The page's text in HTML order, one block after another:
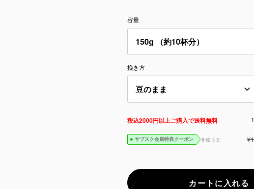
容量
挽き方
税込2000円以上ご購入で送料無料
サブスク会員特典クーポン を使うと
カートに入れる